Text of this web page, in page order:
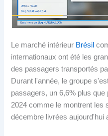
Le marché intérieur Brésil
internationaux ont été les
des passagers transportés
Durant l'année, le groupe
passagers, un 6,6% plus
2024 comme le montrent les
décembre livrées aujourd'hui